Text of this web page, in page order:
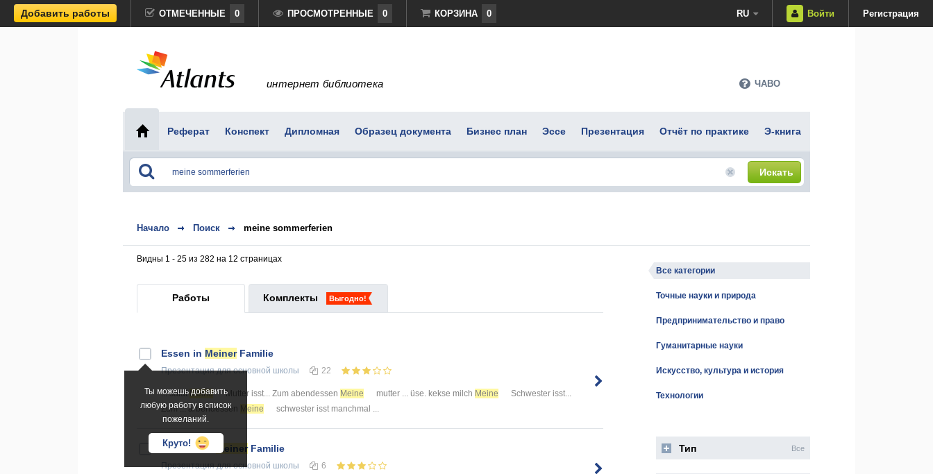
Добавить работы ОТМЕЧЕННЫЕ 0 ПРОСМОТРЕННЫЕ 0 КОРЗИНА 0 RU Войти Регистрация
интернет библиотека ЧАВО
Реферат Конспект Дипломная Образец документа Бизнес план Эссе Презентация Отчёт по практике Э-книга
Искать
Начало Поиск meine sommerferien
Видны 1 - 25 из 282 на 12 страницах
Работы Комплекты Выгодно!
Ты можешь добавить
любую работу в список
пожеланий.
Круто!
Essen in MeinerFamilie
Презентациядля основной школы 22
... salatMeine Mutter isst... Zum abendessen Meine mutter ... üse. kekse milch Meine
Schwester isst...
Zum ... arbendessen Meine schwester isst manchmal ...
Freizeit mit meinerFamilie
Презентациядля основной школы 6
Все категории
Точные науки и природа
Предпринимательство и право
Гуманитарные науки
Искусство, культура и история
Технологии
Тип Все